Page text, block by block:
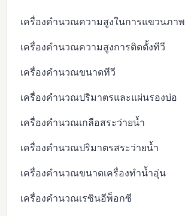
เครื่องคำนวณความสูงในการแขวนภาพ
เครื่องคำนวณความสูงการติดตั้งทีวี
เครื่องคำนวณขนาดทีวี
เครื่องคำนวณปริมาตรและแผ่นรองบ่อ
เครื่องคำนวณเกลือสระว่ายน้ำ
เครื่องคำนวณปริมาตรสระว่ายน้ำ
เครื่องคำนวณขนาดเครื่องทำน้ำอุ่น
เครื่องคำนวณเรซินอีพ็อกซี